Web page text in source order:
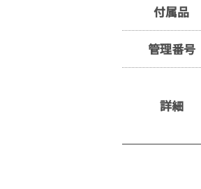
付属品
管理番号
詳細